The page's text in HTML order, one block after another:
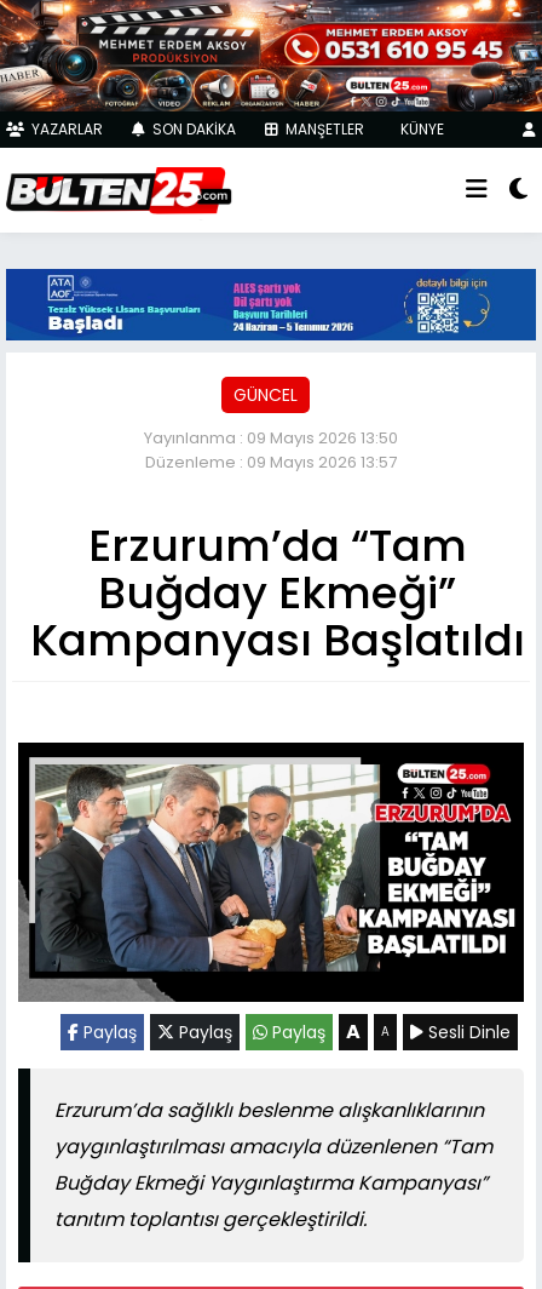
YAZARLAR SON DAKİKA MANŞETLER KÜNYE
GÜNCEL
Yayınlanma : 09 Mayıs 2026 13:50
Düzenleme : 09 Mayıs 2026 13:57
Erzurum’da “Tam
Buğday Ekmeği”
Kampanyası Başlatıldı
Paylaş Paylaş Paylaş A A Sesli Dinle
Erzurum’da sağlıklı beslenme alışkanlıklarının
yaygınlaştırılması amacıyla düzenlenen “Tam
Buğday Ekmeği Yaygınlaştırma Kampanyası”
tanıtım toplantısı gerçekleştirildi.